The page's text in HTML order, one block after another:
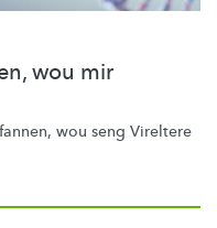
wou mir
wou seng Vireltere